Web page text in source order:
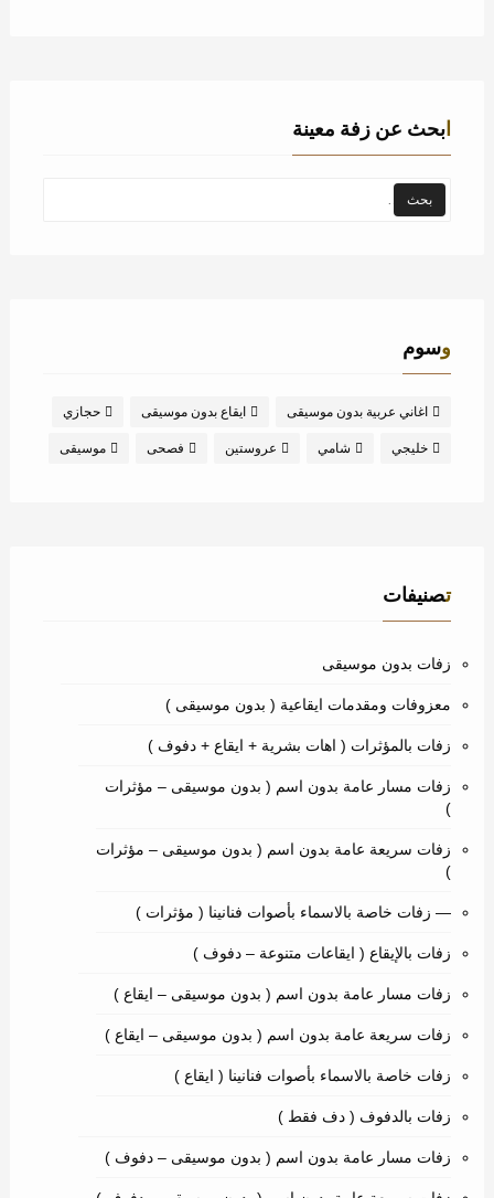
ابحث عن زفة معينة
وسوم
اغاني عربية بدون موسيقى ايقاع بدون موسيقى حجازي
خليجي شامي عروستين فصحى موسيقى
تصنيفات
زفات بدون موسيقى
معزوفات ومقدمات ايقاعية ( بدون موسيقى )
زفات بالمؤثرات ( اهات بشرية + ايقاع + دفوف )
زفات مسار عامة بدون اسم ( بدون موسيقى – مؤثرات
)
زفات سريعة عامة بدون اسم ( بدون موسيقى – مؤثرات
)
— زفات خاصة بالاسماء بأصوات فنانينا ( مؤثرات )
زفات بالإيقاع ( ايقاعات متنوعة – دفوف )
زفات مسار عامة بدون اسم ( بدون موسيقى – ايقاع )
زفات سريعة عامة بدون اسم ( بدون موسيقى – ايقاع )
زفات خاصة بالاسماء بأصوات فنانينا ( ايقاع )
زفات بالدفوف ( دف فقط )
زفات مسار عامة بدون اسم ( بدون موسيقى – دفوف )